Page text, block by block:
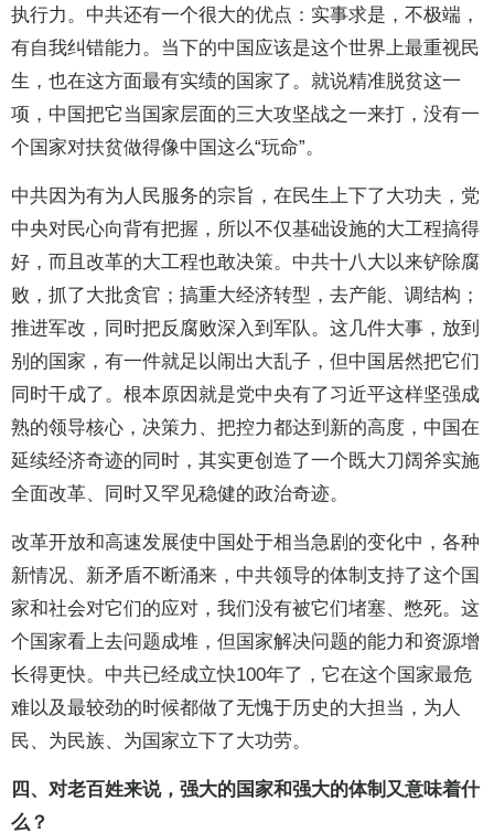
执行力。中共还有一个很大的优点：实事求是，不极端，
有自我纠错能力。当下的中国应该是这个世界上最重视民
生，也在这方面最有实绩的国家了。就说精准脱贫这一
项，中国把它当国家层面的三大攻坚战之一来打，没有一
个国家对扶贫做得像中国这么“玩命”。
中共因为有为人民服务的宗旨，在民生上下了大功夫，党
中央对民心向背有把握，所以不仅基础设施的大工程搞得
好，而且改革的大工程也敢决策。中共十八大以来铲除腐
败，抓了大批贪官；搞重大经济转型，去产能、调结构；
推进军改，同时把反腐败深入到军队。这几件大事，放到
别的国家，有一件就足以闹出大乱子，但中国居然把它们
同时干成了。根本原因就是党中央有了习近平这样坚强成
熟的领导核心，决策力、把控力都达到新的高度，中国在
延续经济奇迹的同时，其实更创造了一个既大刀阔斧实施
全面改革、同时又罕见稳健的政治奇迹。
改革开放和高速发展使中国处于相当急剧的变化中，各种
新情况、新矛盾不断涌来，中共领导的体制支持了这个国
家和社会对它们的应对，我们没有被它们堵塞、憋死。这
个国家看上去问题成堆，但国家解决问题的能力和资源增
长得更快。中共已经成立快100年了，它在这个国家最危
难以及最较劲的时候都做了无愧于历史的大担当，为人
民、为民族、为国家立下了大功劳。
四、对老百姓来说，强大的国家和强大的体制又意味着什
么？